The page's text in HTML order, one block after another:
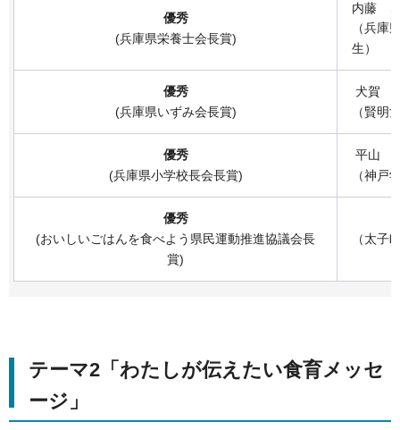
優秀
(兵庫県栄養士会長賞)
内藤
（兵庫
生）
優秀
(兵庫県いずみ会長賞)
犬賀
（賢明
優秀
(兵庫県小学校長会長賞)
平山
（神戸
優秀
(おいしいごはんを食べよう県民運動推進協議会長
賞)
（太子
テーマ2「わたしが伝えたい食育メッセ
ージ」